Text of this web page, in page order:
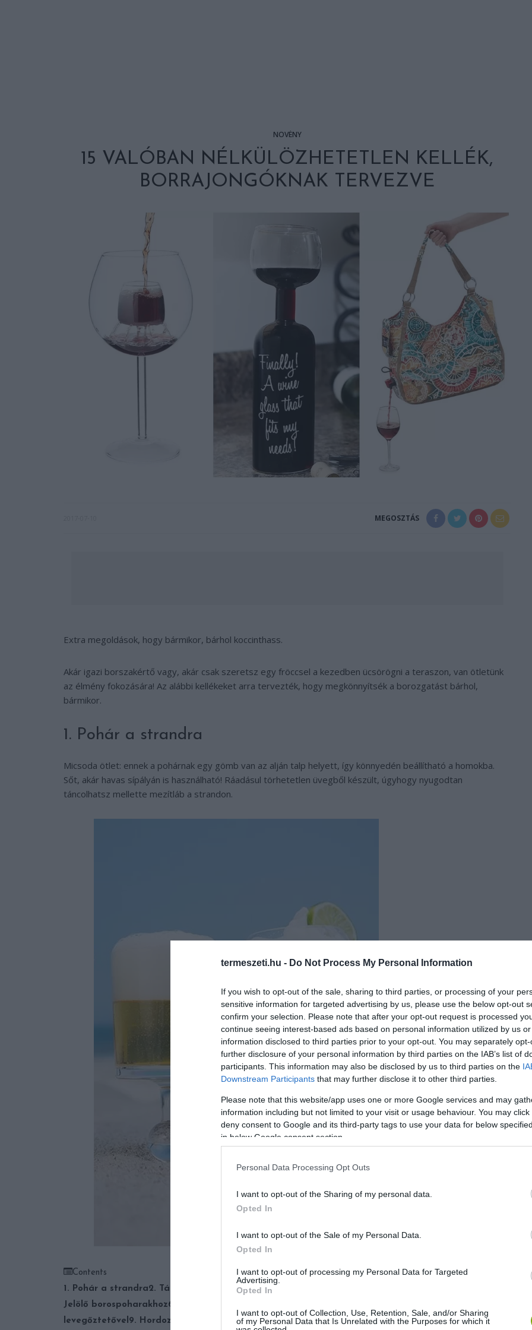
termeszeti.hu - Do Not Process My Personal Information
If you wish to opt-out of the sale, sharing to third parties, or processing of your
sensitive information for targeted advertising by us, please use the below opt-out
confirm your selection. Please note that after your opt-out request is processed
continue seeing interest-based ads based on personal information utilized by us
information disclosed to third parties prior to your opt-out. You may separately
further disclosure of your personal information by third parties on the IAB’s list of
participants. This information may also be disclosed by us to third parties on the
Downstream Participants that may further disclose it to other third parties.
Please note that this website/app uses one or more Google services and may
information including but not limited to your visit or usage behaviour. You may
deny consent to Google and its third-party tags to use your data for below
in below Google consent section.
Personal Data Processing Opt Outs
I want to opt-out of the Sharing of my personal data.
Opted In
I want to opt-out of the Sale of my Personal Data.
Opted In
I want to opt-out of processing my Personal Data for Targeted
Advertising.
Opted In
I want to opt-out of Collection, Use, Retention, Sale, and/or Sharing
of my Personal Data that Is Unrelated with the Purposes for which it
NÖVÉNY
15 VALÓBAN NÉLKÜLÖZHETETLEN KELLÉK,
BORRAJONGÓKNAK TERVEZVE
MEGOSZTÁS
Extra megoldások, hogy bármikor, bárhol koccinthass.
Akár igazi borszakértő vagy, akár csak szeretsz egy fröccsel a kezedben ücsörögni a teraszon, van ötletünk
az élmény fokozására! Az alábbi kellékeket arra tervezték, hogy megkönnyítsék a borozgatást bárhol,
bármikor.
1. Pohár a strandra
Micsoda ötlet: ennek a pohárnak egy gömb van az alján talp helyett, így könnyedén beállítható a homokba.
Sőt, akár havas sípályán is használható! Ráadásul törhetetlen üvegből készült, úgyhogy nyugodtan
táncolhatsz mellette mezítláb a strandon.
Fotó: THE BEACH GLASS
Contents
1. Pohár a strandra2. Tányérka a pohár tetejére
Jelölő borospoharakhoz6. Gumi a borosüvegre
levegőztetővel 9. Hordozható boros tasakok 10. Trükkös borelrejtő táska 11. Villámgyors jégbehűtő